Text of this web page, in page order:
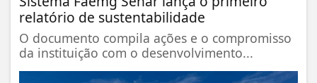
relatório de sustentabilidade
O documento compila ações e o compromisso
da instituição com o desenvolvimento...